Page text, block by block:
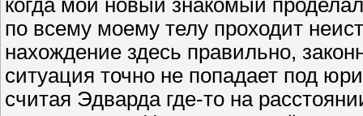
по всему моему телу проходит
нахождение здесь правильно,
ситуация точно не попадает под
считая Эдварда где-то на